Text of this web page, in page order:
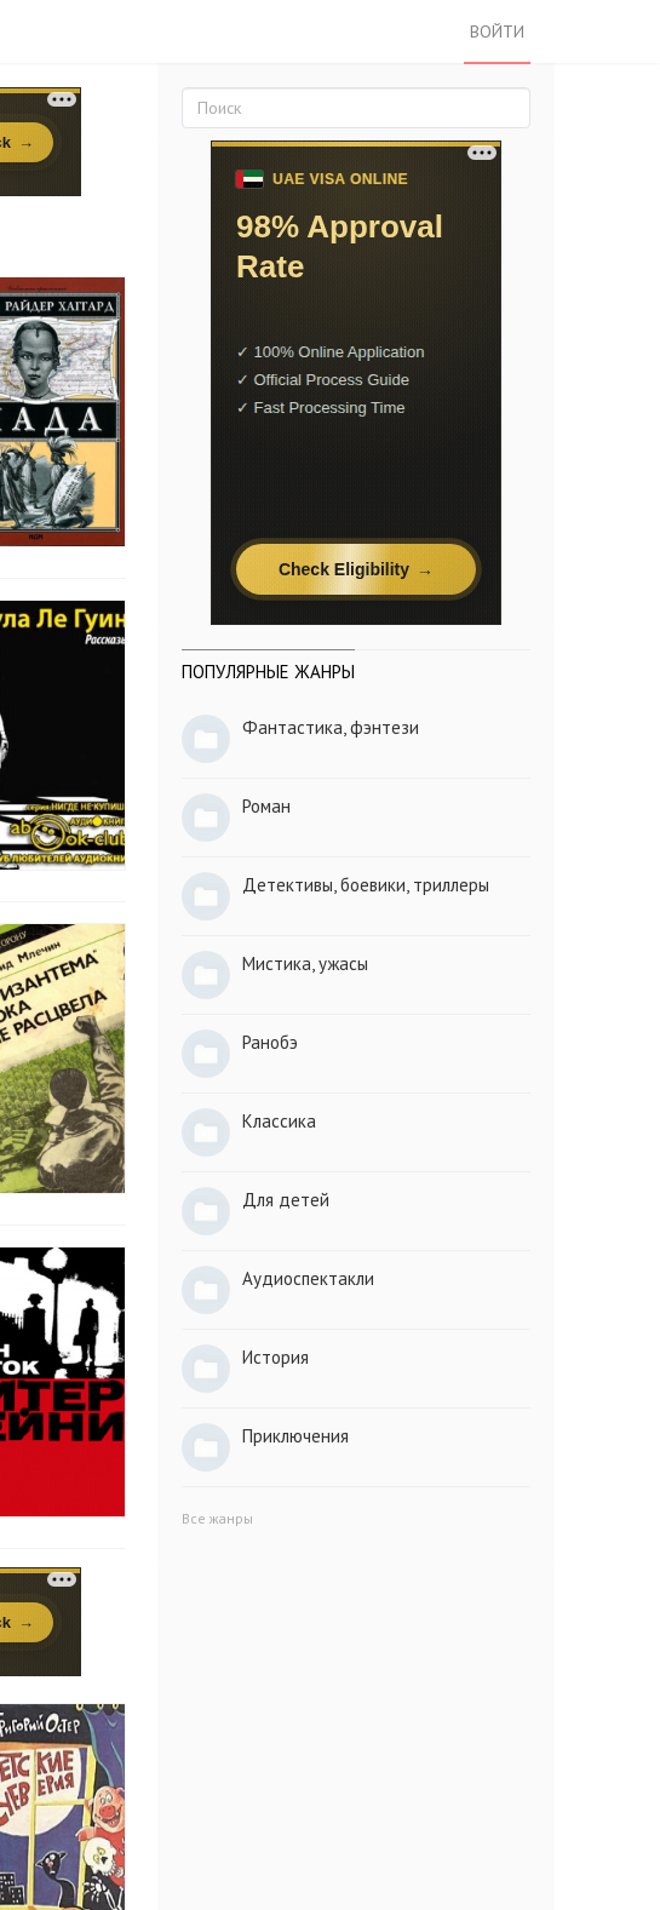
ВОЙТИ
ПОПУЛЯРНЫЕ ЖАНРЫ
Фантастика, фэнтези
Роман
Детективы, боевики, триллеры
Мистика, ужасы
Ранобэ
Классика
Для детей
Аудиоспектакли
История
Приключения
Все жанры